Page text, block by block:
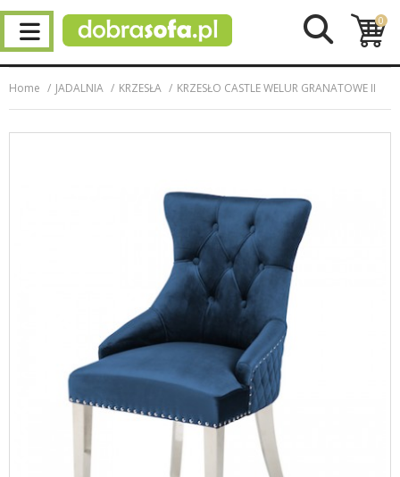
0
Home JADALNIA KRZESŁA KRZESŁO CASTLE WELUR GRANATOWE II